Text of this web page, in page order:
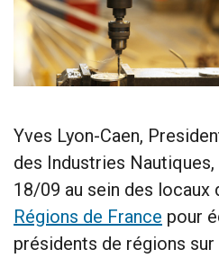
Yves Lyon-Caen,
des Industries
18/09 au sein des locaux
Régions de France pour
présidents de régions